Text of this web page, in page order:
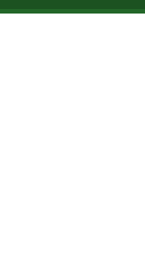
Skip to main content